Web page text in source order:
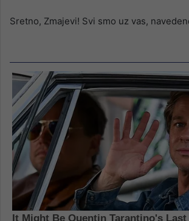
Sretno, Zmajevi! Svi smo uz vas,